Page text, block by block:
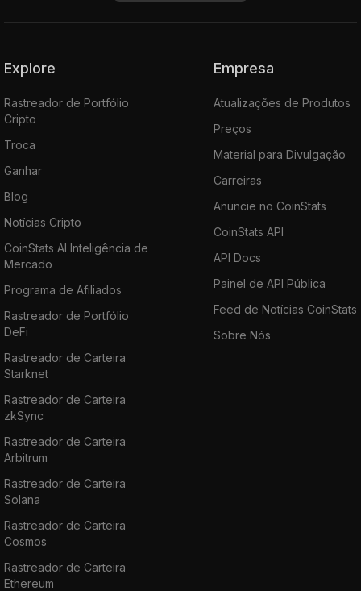
Explore
Rastreador de Portfólio
Cripto
Troca
Ganhar
Blog
Notícias Cripto
CoinStats AI Inteligência de
Mercado
Programa de Afiliados
Rastreador de Portfólio
DeFi
Rastreador de Carteira
Starknet
Rastreador de Carteira
zkSync
Rastreador de Carteira
Arbitrum
Rastreador de Carteira
Solana
Rastreador de Carteira
Cosmos
Rastreador de Carteira
Ethereum
Empresa
Atualizações de Produtos
Preços
Material para Divulgação
Carreiras
Anuncie no CoinStats
CoinStats API
API Docs
Painel de API Pública
Feed de Notícias CoinStats
Sobre Nós